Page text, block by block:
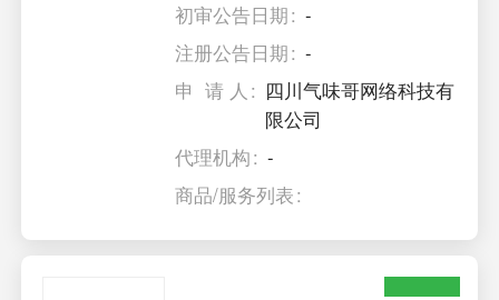
初审公告日期
-
注册公告日期
-
申 请 人
四川气味哥网络科技有
限公司
代理机构
-
商品/服务列表